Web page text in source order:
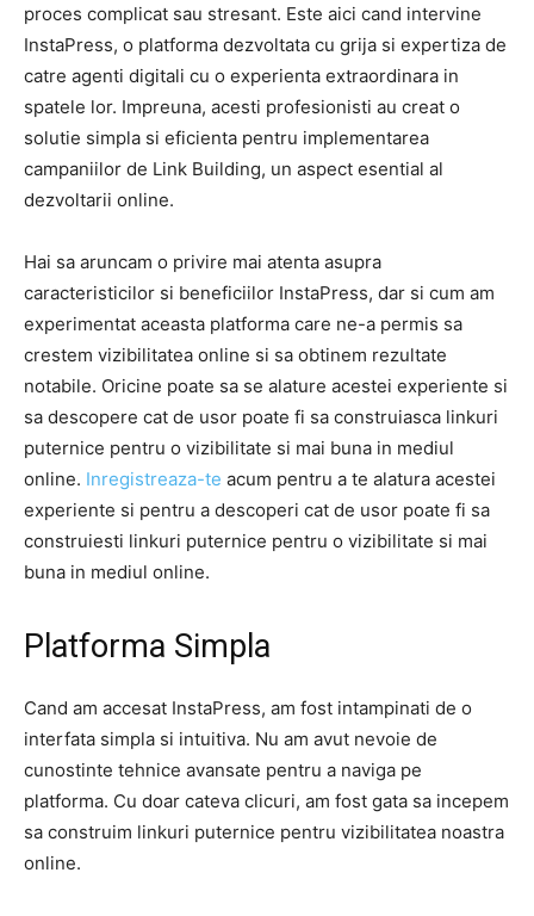
proces complicat sau stresant. Este aici cand intervine
InstaPress, o platforma dezvoltata cu grija si expertiza de
catre agenti digitali cu o experienta extraordinara in
spatele lor. Impreuna, acesti profesionisti au creat o
solutie simpla si eficienta pentru implementarea
campaniilor de Link Building, un aspect esential al
dezvoltarii online.
Hai sa aruncam o privire mai atenta asupra
caracteristicilor si beneficiilor InstaPress, dar si cum am
experimentat aceasta platforma care ne-a permis sa
crestem vizibilitatea online si sa obtinem rezultate
notabile. Oricine poate sa se alature acestei experiente si
sa descopere cat de usor poate fi sa construiasca linkuri
puternice pentru o vizibilitate si mai buna in mediul
online. Inregistreaza-te acum pentru a te alatura acestei
experiente si pentru a descoperi cat de usor poate fi sa
construiesti linkuri puternice pentru o vizibilitate si mai
buna in mediul online.
Platforma Simpla
Cand am accesat InstaPress, am fost intampinati de o
interfata simpla si intuitiva. Nu am avut nevoie de
cunostinte tehnice avansate pentru a naviga pe
platforma. Cu doar cateva clicuri, am fost gata sa incepem
sa construim linkuri puternice pentru vizibilitatea noastra
online.